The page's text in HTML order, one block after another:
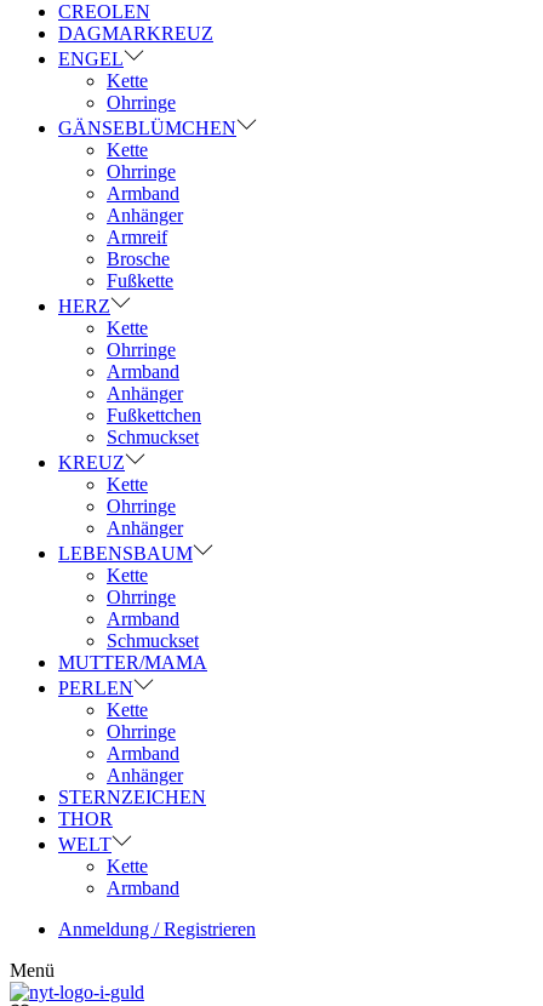
CREOLEN
DAGMARKREUZ
ENGEL
Kette
Ohrringe
GÄNSEBLÜMCHEN
Kette
Ohrringe
Armband
Anhänger
Armreif
Brosche
Fußkette
HERZ
Kette
Ohrringe
Armband
Anhänger
Fußkettchen
Schmuckset
KREUZ
Kette
Ohrringe
Anhänger
LEBENSBAUM
Kette
Ohrringe
Armband
Schmuckset
MUTTER/MAMA
PERLEN
Kette
Ohrringe
Armband
Anhänger
STERNZEICHEN
THOR
WELT
Kette
Armband
Anmeldung / Registrieren
Menü